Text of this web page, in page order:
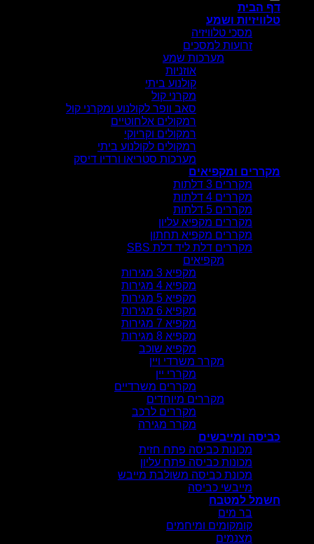
דף הבית
טלוויזיות ושמע
מסכי טלוויזיה
זרועות למסכים
מערכות שמע
אוזניות
קולנוע ביתי
מקרני קול
סאב וופר לקולנוע ומקרני קול
רמקולים אלחוטיים
רמקולים וקריוקי
רמקולים לקולנוע ביתי
מערכות סטריאו ורדיו דיסק
מקררים ומקפיאים
מקררים 3 דלתות
מקררים 4 דלתות
מקררים 5 דלתות
מקררים מקפיא עליון
מקררים מקפיא תחתון
מקררים דלת ליד דלת SBS
מקפיאים
מקפיא 3 מגירות
מקפיא 4 מגירות
מקפיא 5 מגירות
מקפיא 6 מגירות
מקפיא 7 מגירות
מקפיא 8 מגירות
מקפיא שוכב
מקרר משרדי ויין
מקררי יין
מקררים משרדיים
מקררים מיוחדים
מקררים לרכב
מקרר מגירה
כביסה ומייבשים
מכונות כביסה פתח חזית
מכונות כביסה פתח עליון
מכונת כביסה משולבת מייבש
מייבשי כביסה
חשמל למטבח
בר מים
קומקומים ומיחמים
מצנמים